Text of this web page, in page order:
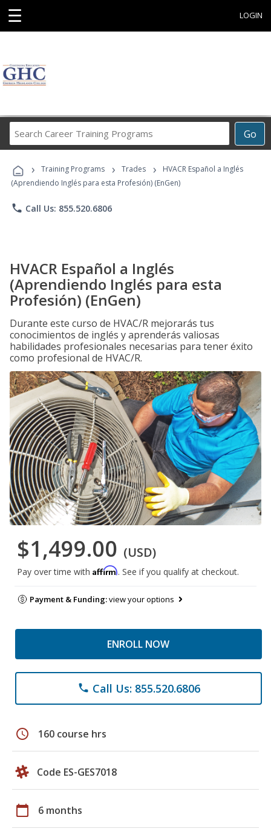
☰ LOGIN
Go
Career
Programs
› Training Programs › Trades ›
HVACR Español a Inglés
(Aprendiendo Inglés para esta Profesión) (EnGen)
phone Call Us: 855.520.6806
HVACR Español a Inglés
(Aprendiendo Inglés para esta
Profesión) (EnGen)
Durante este curso de HVAC/R mejorarás tus
conocimientos de inglés y aprenderás valiosas
habilidades profesionales necesarias para tener éxito
como profesional de HVAC/R.
$1,499.00 (USD)
Pay over time with Affirm. See if you qualify at checkout.
Payment & Funding:view your options
ENROLL NOW
phone Call Us: 855.520.6806
schedule 160 course hrs
Code ES-GES7018
calendar_today 6 months